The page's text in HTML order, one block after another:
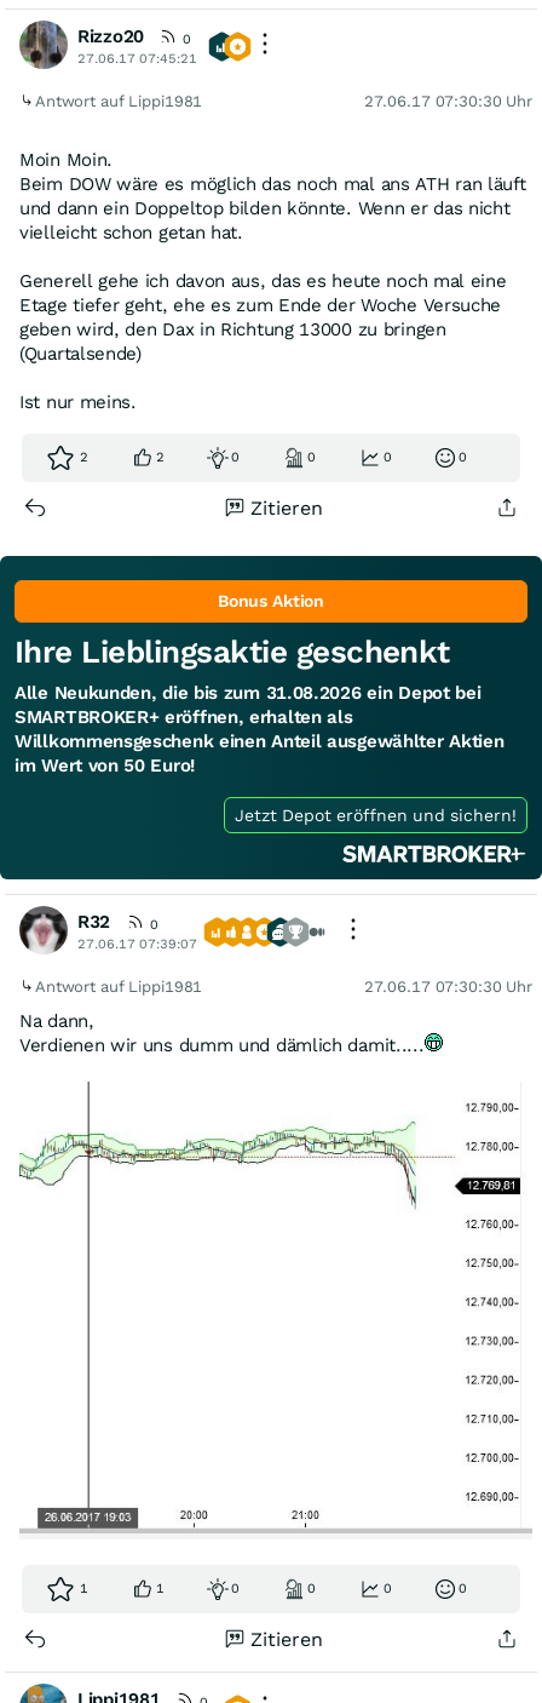
Rizzo20
0
27.06.17 07:45:21
Antwort auf Lippi1981 27.06.17 07:30:30 Uhr
Moin Moin.
Beim DOW wäre es möglich das noch mal ans ATH ran läuft
und dann ein Doppeltop bilden könnte. Wenn er das nicht
vielleicht schon getan hat.
Generell gehe ich davon aus, das es heute noch mal eine
Etage tiefer geht, ehe es zum Ende der Woche Versuche
geben wird, den Dax in Richtung 13000 zu bringen
(Quartalsende)
Ist nur meins.
2 2 0 0 0 0
Zitieren
Bonus Aktion
Ihre Lieblingsaktie geschenkt
Alle Neukunden, die bis zum 31.08.2026 ein Depot bei
SMARTBROKER+ eröffnen, erhalten als
Willkommensgeschenk einen Anteil ausgewählter Aktien
im Wert von 50 Euro!
Jetzt Depot eröffnen und sichern!
R32
0
27.06.17 07:39:07
Antwort auf Lippi1981 27.06.17 07:30:30 Uhr
Na dann,
Verdienen wir uns dumm und dämlich damit.....
1 1 0 0 0 0
Zitieren